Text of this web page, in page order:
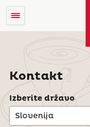
Kontakt
Izberite državo
Slovenija